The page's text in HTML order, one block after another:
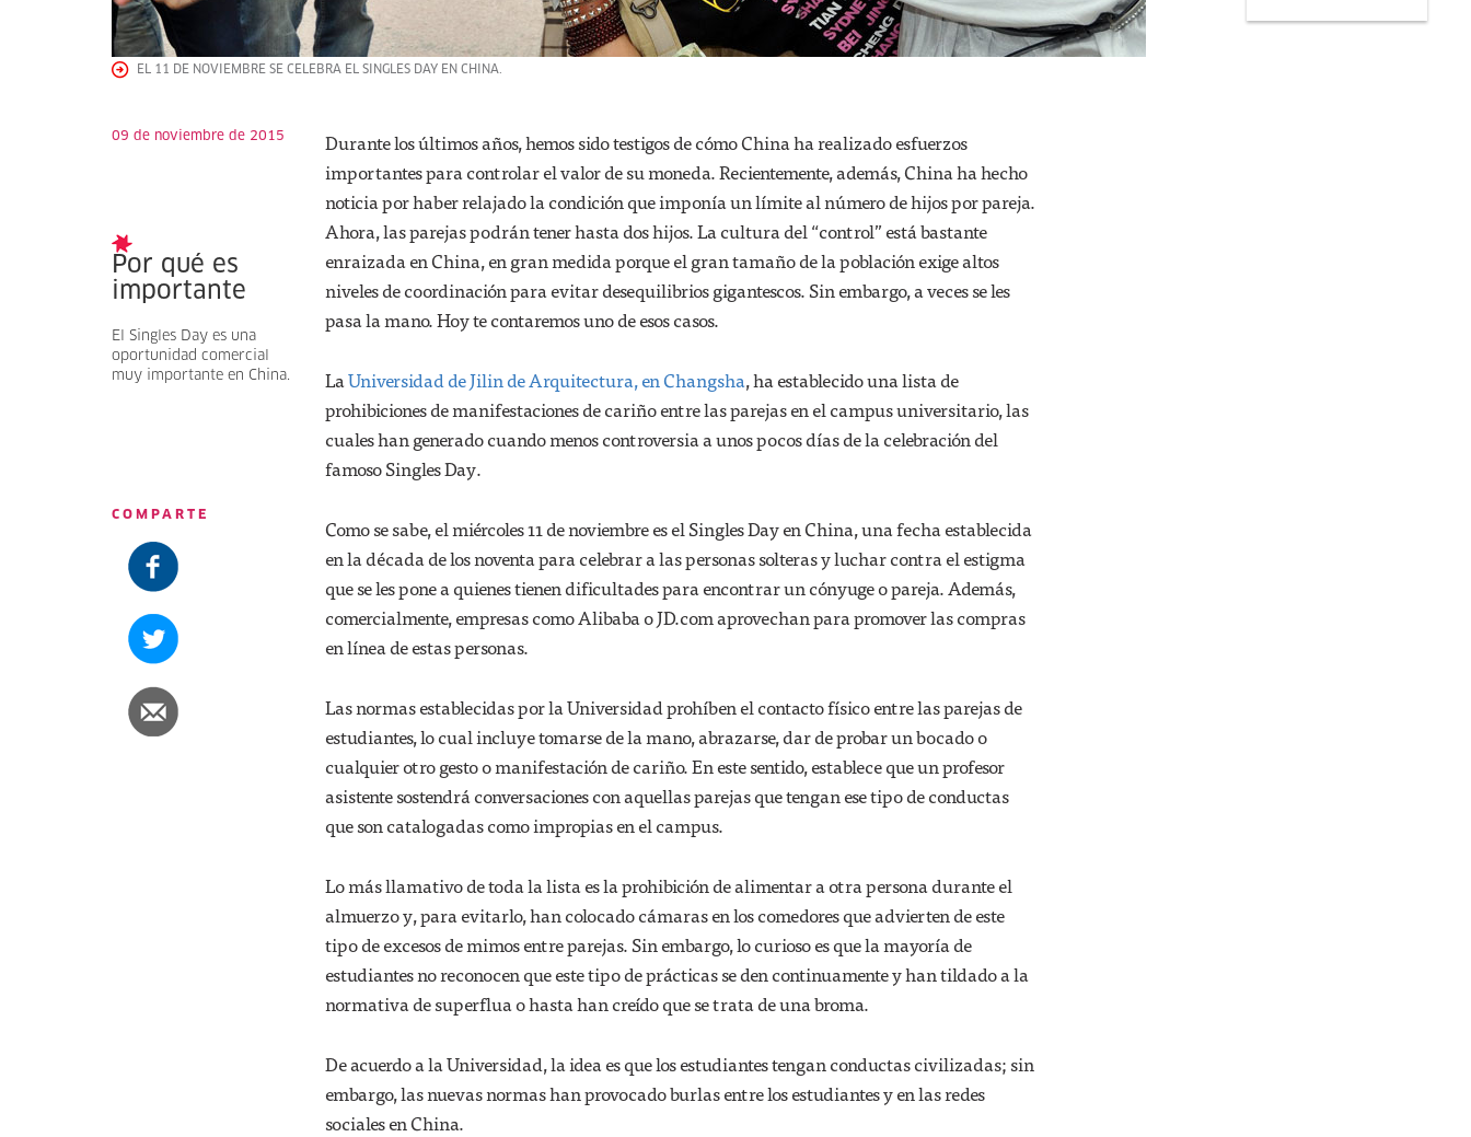
EL 11 DE NOVIEMBRE SE CELEBRA EL SINGLES DAY EN CHINA.
09 de noviembre de 2015
Por qué es
importante
El Singles Day es una
oportunidad comercial
muy importante en China.
COMPARTE
Durante los últimos años, hemos sido testigos de cómo China ha realizado esfuerzos
importantes para controlar el valor de su moneda. Recientemente, además, China ha hecho
noticia por haber relajado la condición que imponía un límite al número de hijos por pareja.
Ahora, las parejas podrán tener hasta dos hijos. La cultura del “control” está bastante
enraizada en China, en gran medida porque el gran tamaño de la población exige altos
niveles de coordinación para evitar desequilibrios gigantescos. Sin embargo, a veces se les
pasa la mano. Hoy te contaremos uno de esos casos.
LaUniversidad de Jilin de Arquitectura, en Changsha, ha establecido una lista de
prohibiciones de manifestaciones de cariño entre las parejas en el campus universitario, las
cuales han generado cuando menos controversia a unos pocos días de la celebración del
famoso Singles Day.
Como se sabe, el miércoles 11 de noviembre es el Singles Day en China, una fecha establecida
en la década de los noventa para celebrar a las personas solteras y luchar contra el estigma
que se les pone a quienes tienen dificultades para encontrar un cónyuge o pareja. Además,
comercialmente, empresas como Alibaba o JD.com aprovechan para promover las compras
en línea de estas personas.
Las normas establecidas por la Universidad prohíben el contacto físico entre las parejas de
estudiantes, lo cual incluye tomarse de la mano, abrazarse, dar de probar un bocado o
cualquier otro gesto o manifestación de cariño. En este sentido, establece que un profesor
asistente sostendrá conversaciones con aquellas parejas que tengan ese tipo de conductas
que son catalogadas como impropias en el campus.
Lo más llamativo de toda la lista es la prohibición de alimentar a otra persona durante el
almuerzo y, para evitarlo, han colocado cámaras en los comedores que advierten de este
tipo de excesos de mimos entre parejas. Sin embargo, lo curioso es que la mayoría de
estudiantes no reconocen que este tipo de prácticas se den continuamente y han tildado a la
normativa de superflua o hasta han creído que se trata de una broma.
De acuerdo a la Universidad, la idea es que los estudiantes tengan conductas civilizadas; sin
embargo, las nuevas normas han provocado burlas entre los estudiantes y en las redes
sociales en China.